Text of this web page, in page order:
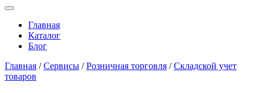
Главная
Каталог
Блог
Главная / Сервисы / Розничная торговля / Складской учет
товаров